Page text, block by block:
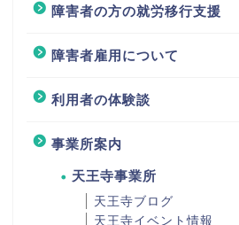
障害者の方の就労移行支援
障害者雇用について
利用者の体験談
事業所案内
天王寺事業所
天王寺ブログ
天王寺イベント情報